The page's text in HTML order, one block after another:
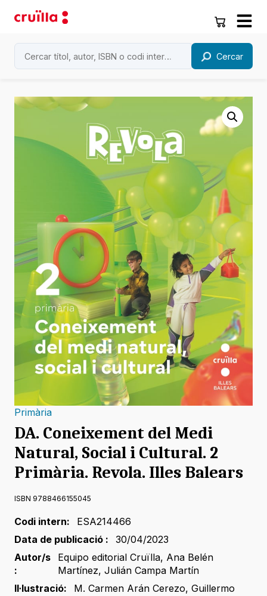
Cercar
Primària
DA. Coneixement del Medi
Natural, Social i Cultural. 2
Primària. Revola. Illes Balears
ISBN 9788466155045
Codi intern:
ESA214466
Data de publicació :
30/04/2023
Autor/s
:
Equipo editorial Cruïlla, Ana Belén
Martínez, Julián Campa Martín
Il·lustració:
M. Carmen Arán Cerezo, Guillermo